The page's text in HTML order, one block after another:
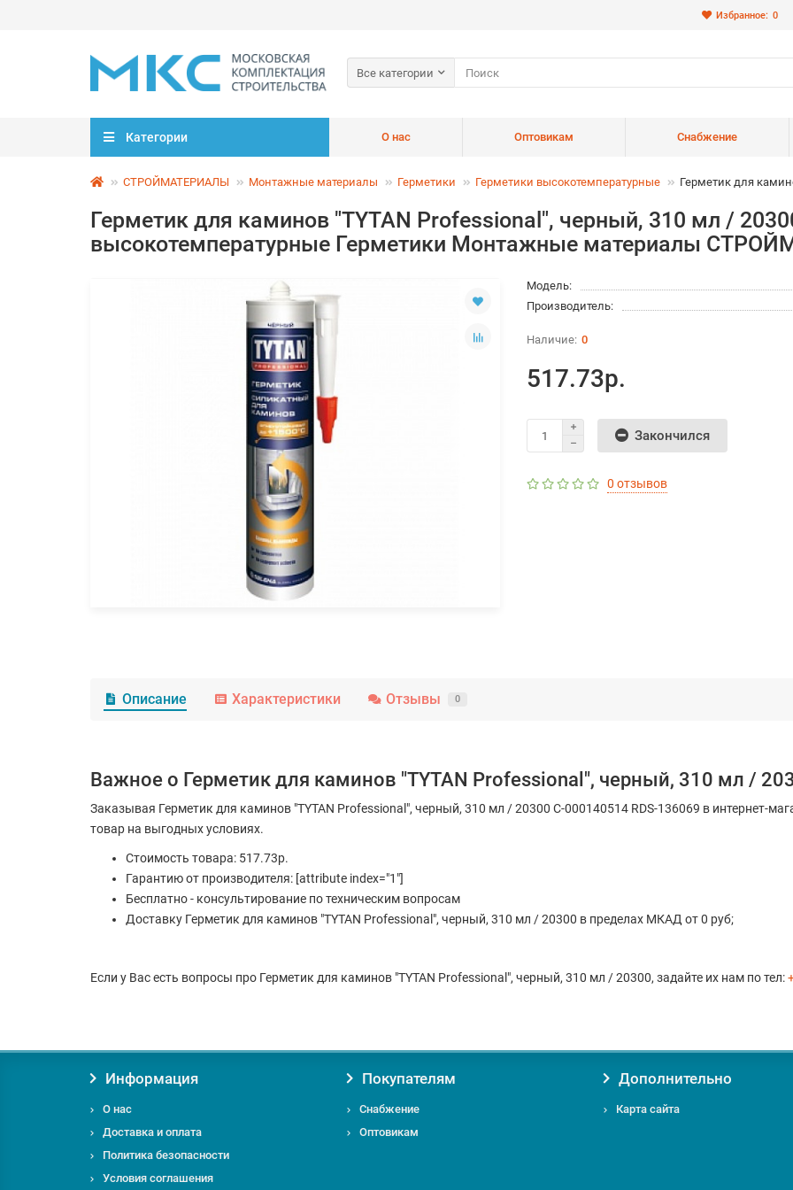
Избранное: 0
Все категории
Категории О нас Оптовикам Снабжение
СТРОЙМАТЕРИАЛЫ Монтажные материалы Герметики Герметики высокотемпературные Герметик для
Герметик для каминов "TYTAN Professional", черный, 310 мл /
высокотемпературные Герметики Монтажные материалы
Модель:
Производитель:
0
517.73р.
Закончился
0 отзывов
Описание Характеристики Отзывы 0
Важное о Герметик для каминов "TYTAN Professional", черный, 310 мл /
Заказывая Герметик для каминов "TYTAN Professional", черный, 310 мл / 20300 С-000140514 RDS-136069 в интернет-
товар на выгодных условиях.
Стоимость товара: 517.73р.
Гарантию от производителя: [attribute index="1"]
Бесплатно - консультирование по техническим вопросам
Доставку Герметик для каминов "TYTAN Professional", черный, 310 мл / 20300 в пределах МКАД от 0 руб;
Если у Вас есть вопросы про Герметик для каминов "TYTAN Professional", черный, 310 мл / 20300, задайте их нам по тел:
Информация
О нас
Доставка и оплата
Политика безопасности
Условия соглашения
Покупателям
Снабжение
Оптовикам
Дополнительно
Карта сайта